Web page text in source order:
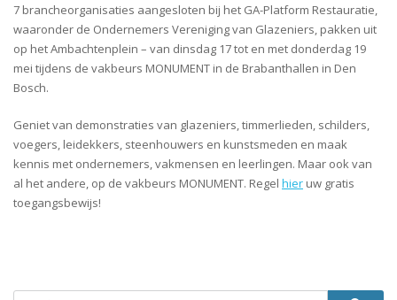
7 brancheorganisaties aangesloten bij het GA-Platform Restauratie,
waaronder de Ondernemers Vereniging van Glazeniers, pakken uit
op het Ambachtenplein – van dinsdag 17 tot en met donderdag 19
mei tijdens de vakbeurs MONUMENT in de Brabanthallen in Den
Bosch.
Geniet van demonstraties van glazeniers, timmerlieden, schilders,
voegers, leidekkers, steenhouwers en kunstsmeden en maak
kennis met ondernemers, vakmensen en leerlingen. Maar ook van
al het andere, op de vakbeurs MONUMENT. Regel hier uw gratis
toegangsbewijs!